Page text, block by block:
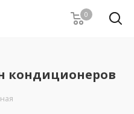
0
кондиционеров